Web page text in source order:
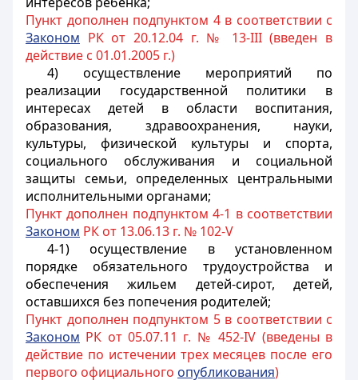
Пункт дополнен подпунктом 4 в соответствии с
Законом РК от 20.12.04 г. № 13-III (введен в
действие с 01.01.2005 г.)
4) осуществление мероприятий по
реализации государственной политики в
интересах детей в области воспитания,
образования, здравоохранения, науки,
культуры, физической культуры и спорта,
социального обслуживания и социальной
защиты семьи, определенных центральными
исполнительными органами;
Пункт дополнен подпунктом 4-1 в соответствии
Законом РК от 13.06.13 г. № 102-V
4-1) осуществление в установленном
порядке обязательного трудоустройства и
обеспечения жильем детей-сирот, детей,
оставшихся без попечения родителей;
Пункт дополнен подпунктом 5 в соответствии с
Законом РК от 05.07.11 г. № 452-IV (введены в
действие по истечении трех месяцев после его
первого официального опубликования)